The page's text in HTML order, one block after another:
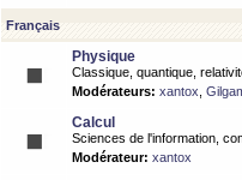
Français
Physique
Classique, quantique,
Modérateurs: xantox
Calcul
Sciences de l'information,
Modérateur: xantox